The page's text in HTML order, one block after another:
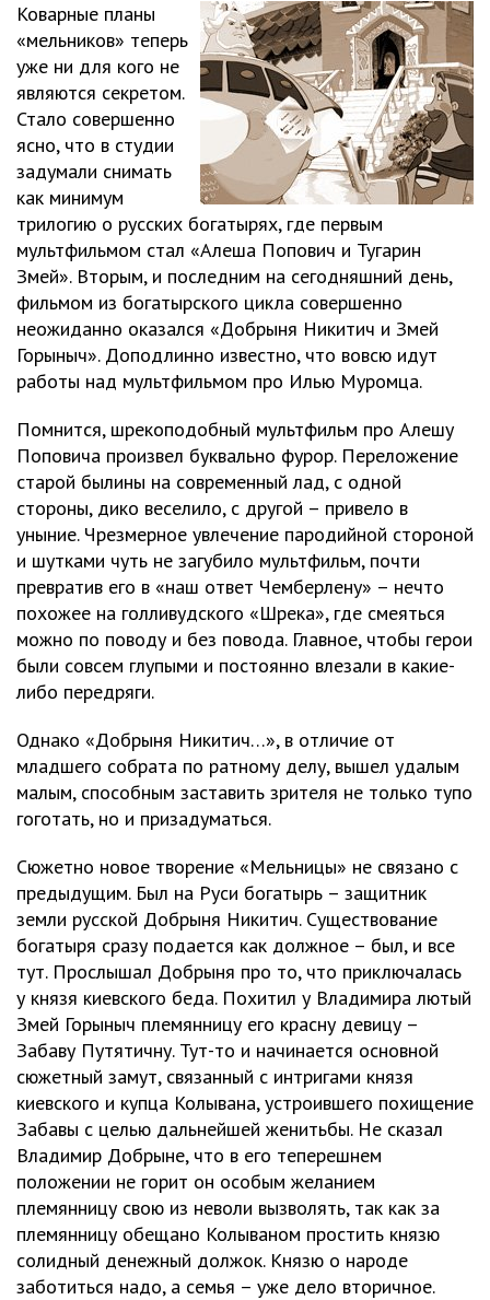
Коварные планы
«мельников» теперь
уже ни для кого не
являются секретом.
Стало совершенно
ясно, что в студии
задумали снимать
как минимум
трилогию о русских богатырях, где первым
мультфильмом стал «Алеша Попович и Тугарин
Змей». Вторым, и последним на сегодняшний день,
фильмом из богатырского цикла совершенно
неожиданно оказался «Добрыня Никитич и Змей
Горыныч». Доподлинно известно, что вовсю идут
работы над мультфильмом про Илью Муромца.
Помнится, шрекоподобный мультфильм про Алешу
Поповича произвел буквально фурор. Переложение
старой былины на современный лад, с одной
стороны, дико веселило, с другой – привело в
уныние. Чрезмерное увлечение пародийной стороной
и шутками чуть не загубило мультфильм, почти
превратив его в «наш ответ Чемберлену» – нечто
похожее на голливудского «Шрека», где смеяться
можно по поводу и без повода. Главное, чтобы герои
были совсем глупыми и постоянно влезали в какие-
либо передряги.
Однако «Добрыня Никитич…», в отличие от
младшего собрата по ратному делу, вышел удалым
малым, способным заставить зрителя не только тупо
гоготать, но и призадуматься.
Сюжетно новое творение «Мельницы» не связано с
предыдущим. Был на Руси богатырь – защитник
земли русской Добрыня Никитич. Существование
богатыря сразу подается как должное – был, и все
тут. Прослышал Добрыня про то, что приключалась
у князя киевского беда. Похитил у Владимира лютый
Змей Горыныч племянницу его красну девицу –
Забаву Путятичну. Тут-то и начинается основной
сюжетный замут, связанный с интригами князя
киевского и купца Колывана, устроившего похищение
Забавы с целью дальнейшей женитьбы. Не сказал
Владимир Добрыне, что в его теперешнем
положении не горит он особым желанием
племянницу свою из неволи вызволять, так как за
племянницу обещано Колываном простить князю
солидный денежный должок. Князю о народе
заботиться надо, а семья – уже дело вторичное.